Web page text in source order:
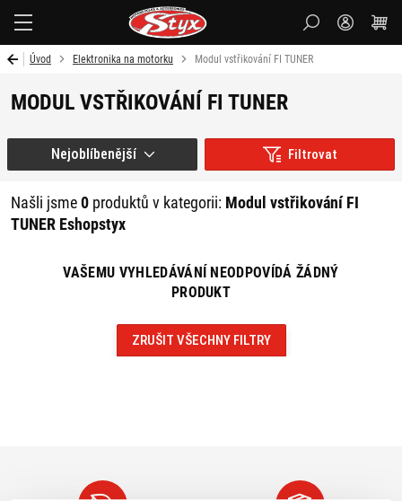
Úvod Elektronika na motorku Modul vstřikování FI TUNER
MODUL VSTŘIKOVÁNÍ FI TUNER
Filtrovat
Našli jsme0 produktů v kategorii: Modul vstřikování FI
TUNER Eshopstyx
Nejoblíbenější
VAŠEMU VYHLEDÁVÁNÍ NEODPOVÍDÁ ŽÁDNÝ
PRODUKT
ZRUŠIT VŠECHNY FILTRY